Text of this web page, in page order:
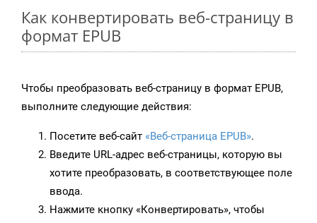
Как конвертировать веб-страницу в
формат EPUB
Чтобы преобразовать веб-страницу в формат EPUB,
выполните следующие действия:
Посетите веб-сайт «Веб-страница EPUB».
Введите URL-адрес веб-страницы, которую вы
хотите преобразовать, в соответствующее поле
ввода.
Нажмите кнопку «Конвертировать», чтобы